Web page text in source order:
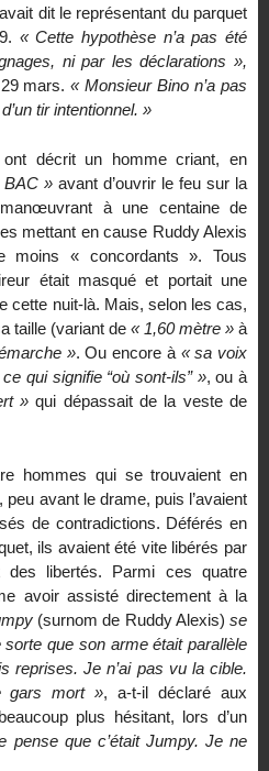
dit le représentant du parquet
« Cette hypothèse n’a pas été
ni par les déclarations »,
29 mars.« Monsieur Bino n’a pas
tir intentionnel. »
décrit un homme criant, en
BAC » avant d’ouvrir le feu sur la
à une centaine de
mettant en cause Ruddy Alexis
moins « concordants ». Tous
était masqué et portait une
cette nuit-là. Mais, selon les cas,
taille (variant de « 1,60 mètre » à
». Ou encore à « sa voix
qui signifie “où sont-ils” », ou à
»qui dépassait de la veste de
hommes qui se trouvaient en
avant le drame, puis l’avaient
de contradictions. Déférés en
ils avaient été vite libérés par
libertés. Parmi ces quatre
avoir assisté directement à la
(surnom de Ruddy Alexis)se
que son arme était parallèle
reprises. Je n’ai pas vu la cible.
gars mort », a-t-il déclaré aux
plus hésitant, lors d’un
pense que c’était Jumpy. Je ne